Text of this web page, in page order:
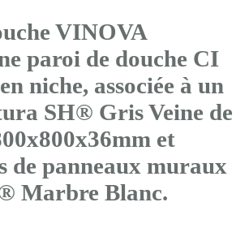
VINOVA
paroi de douche CI
niche, associée à un
SH® Gris Veine de
et
de panneaux muraux
Marbre Blanc.